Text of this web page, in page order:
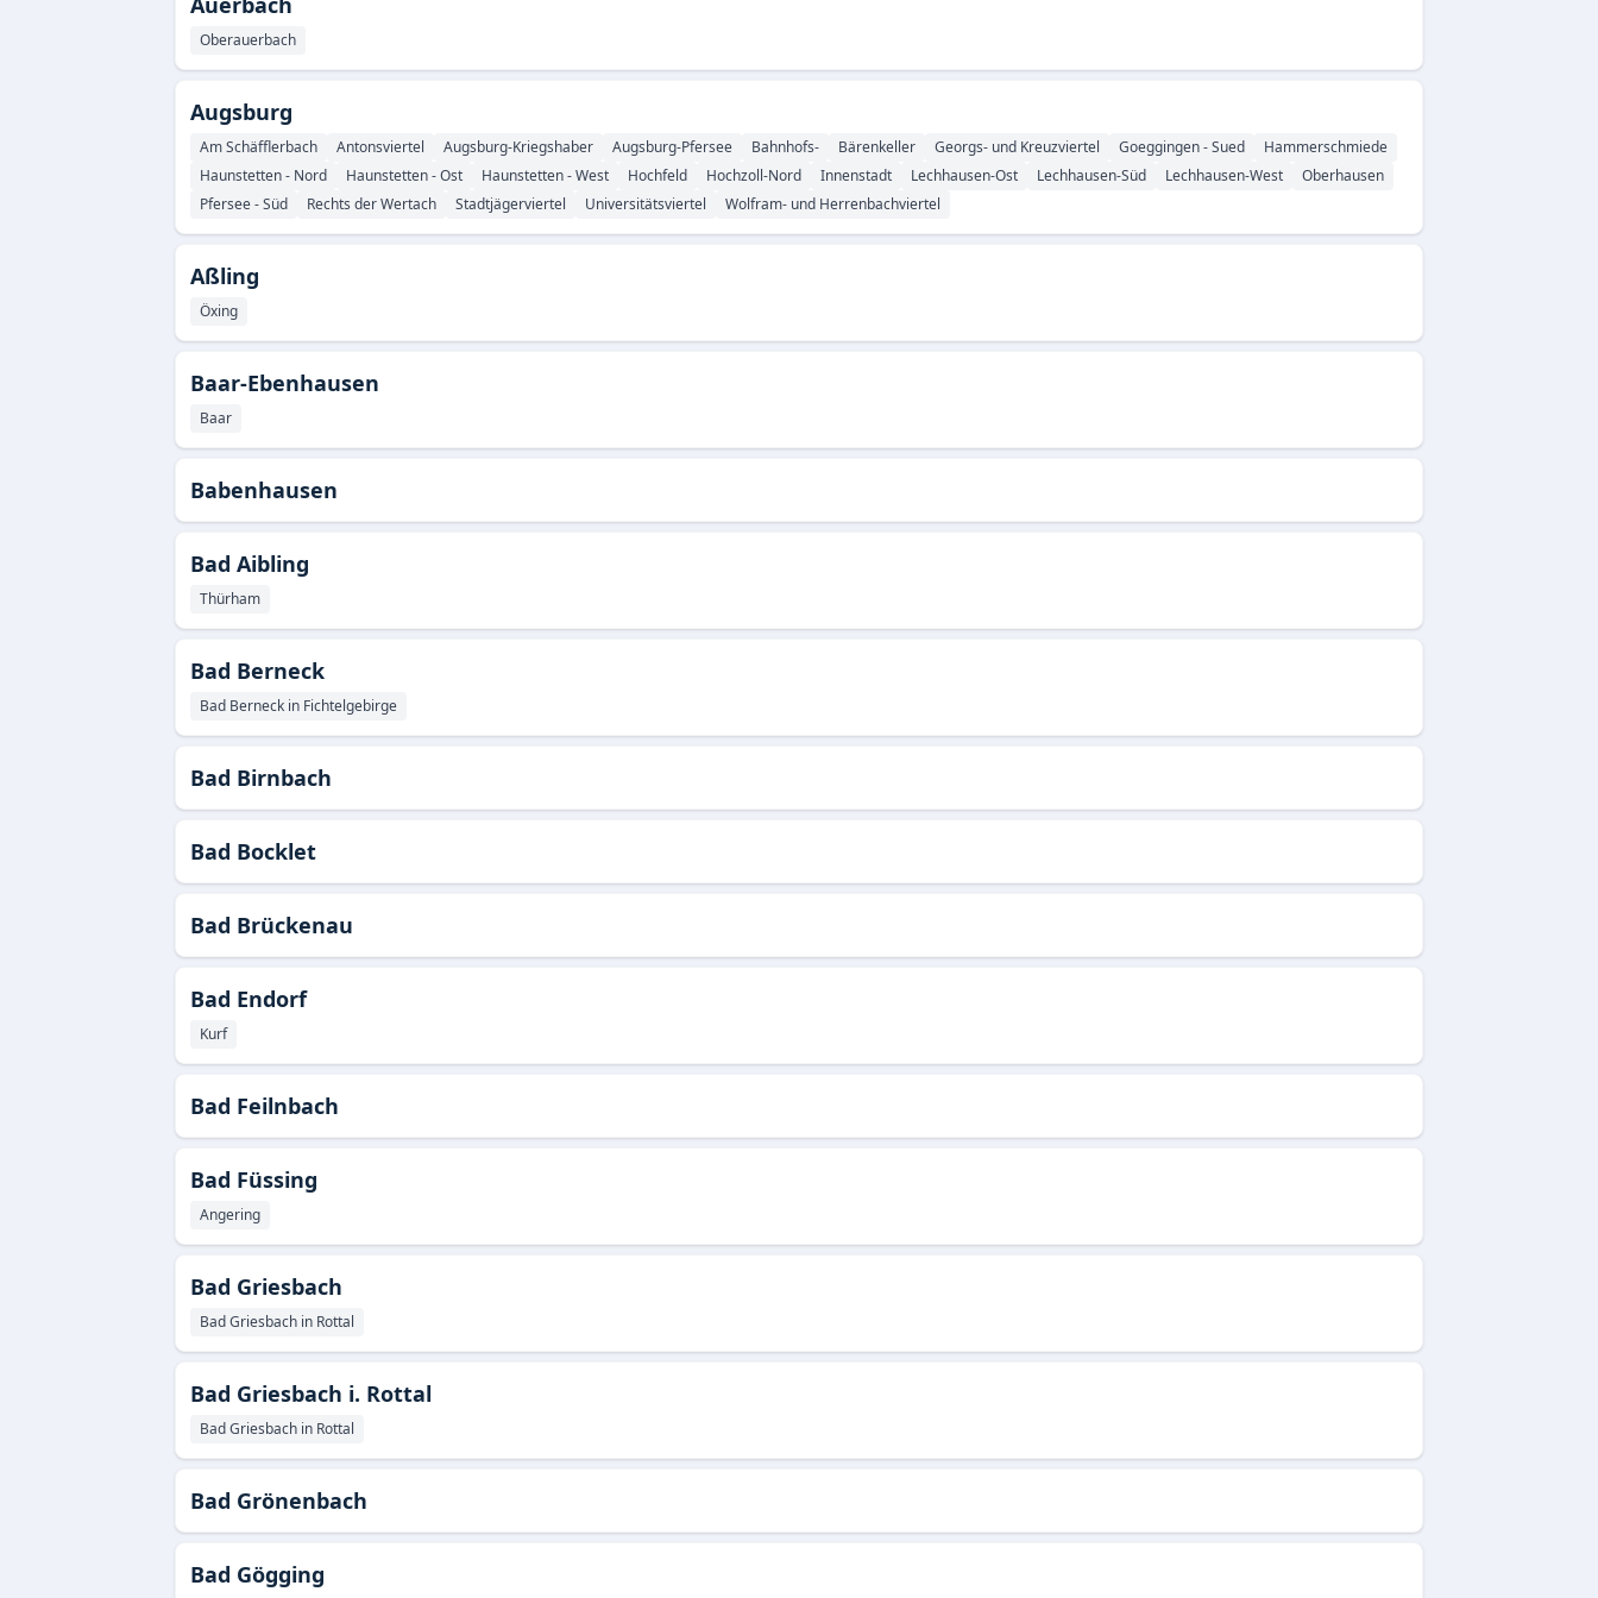
Oberauerbach
Augsburg
Am Schäfflerbach Antonsviertel Augsburg-Kriegshaber Augsburg-Pfersee Bahnhofs- Bärenkeller Georgs- und Kreuzviertel Goeggingen - Sued
Hammerschmiede
Haunstetten - Nord
Haunstetten - Ost Haunstetten - West Hochfeld Hochzoll-Nord Innenstadt Lechhausen-Ost Lechhausen-Süd Lechhausen-West
Oberhausen
Pfersee - Süd
Rechts der Wertach Stadtjägerviertel Universitätsviertel Wolfram- und Herrenbachviertel
Aßling
Öxing
Baar-Ebenhausen
Baar
Babenhausen
Bad Aibling
Thürham
Bad Berneck
Bad Berneck in Fichtelgebirge
Bad Birnbach
Bad Bocklet
Bad Brückenau
Bad Endorf
Kurf
Bad Feilnbach
Bad Füssing
Angering
Bad Griesbach
Bad Griesbach in Rottal
Bad Griesbach i. Rottal
Bad Griesbach in Rottal
Bad Grönenbach
Bad Gögging